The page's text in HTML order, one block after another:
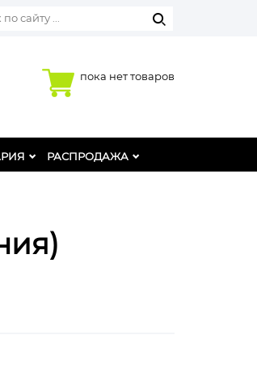
пока нет товаров
РАСПРОДАЖА